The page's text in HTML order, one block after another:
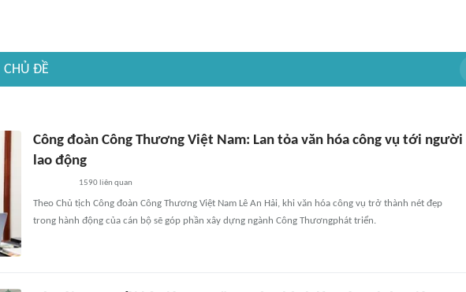
CHỦ ĐỀ
Công đoàn Công Thương Việt Nam: Lan tỏa văn hóa công vụ tới người
lao động
1590liên quan
Theo Chủ tịch Công đoàn Công Thương Việt Nam Lê An Hải, khi văn hóa công vụ trở thành nét đẹp
trong hành động của cán bộ sẽ góp phần xây dựng ngành Công Thươngphát triển.